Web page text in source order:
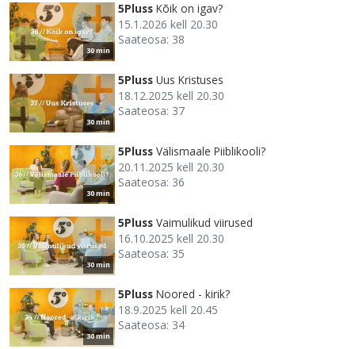
30 min
5Pluss Kõik on igav?
15.1.2026 kell 20.30
Saateosa: 38
30 min
5Pluss Uus Kristuses
18.12.2025 kell 20.30
Saateosa: 37
30 min
5Pluss Välismaale Piiblikooli?
20.11.2025 kell 20.30
Saateosa: 36
30 min
5Pluss Vaimulikud viirused
16.10.2025 kell 20.30
Saateosa: 35
30 min
5Pluss Noored - kirik?
18.9.2025 kell 20.45
Saateosa: 34